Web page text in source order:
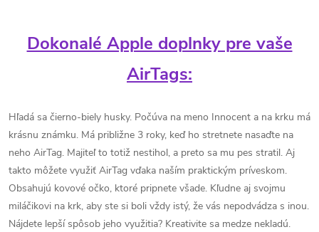
Dokonalé Apple doplnky pre vaše
AirTags:
Hľadá sa čierno-biely husky. Počúva na meno Innocent a na krku má
krásnu známku. Má približne 3 roky, keď ho stretnete nasaďte na
neho AirTag. Majiteľ to totiž nestihol, a preto sa mu pes stratil. Aj
takto môžete využiť AirTag vďaka naším praktickým príveskom.
Obsahujú kovové očko, ktoré pripnete všade. Kľudne aj svojmu
miláčikovi na krk, aby ste si boli vždy istý, že vás nepodvádza s inou.
Nájdete lepší spôsob jeho využitia? Kreativite sa medze nekladú.